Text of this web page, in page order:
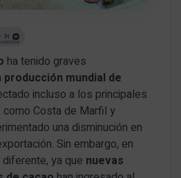
ha tenido graves
producción mundial de
incluso a los principales
Costa de Marfil y
una disminución en
Sin embargo, en
ya que nuevas